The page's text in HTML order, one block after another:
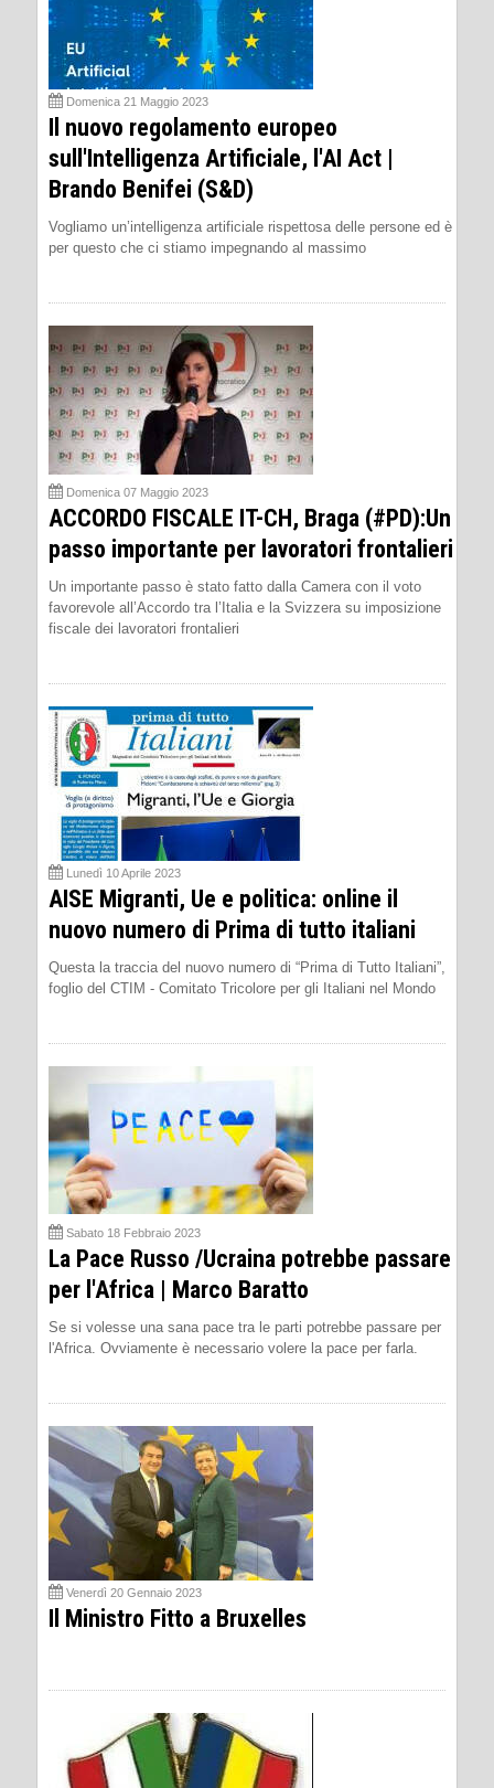
Domenica 21 Maggio 2023
Il nuovo regolamento europeo
sull'Intelligenza Artificiale, l'AI Act |
Brando Benifei (S&D)
Vogliamo un’intelligenza artificiale rispettosa delle persone ed è
per questo che ci stiamo impegnando al massimo
Domenica 07 Maggio 2023
ACCORDO FISCALE IT-CH, Braga (#PD):Un
passo importante per lavoratori frontalieri
Un importante passo è stato fatto dalla Camera con il voto
favorevole all’Accordo tra l’Italia e la Svizzera su imposizione
fiscale dei lavoratori frontalieri
Lunedì 10 Aprile 2023
AISE Migranti, Ue e politica: online il
nuovo numero di Prima di tutto italiani
Questa la traccia del nuovo numero di “Prima di Tutto Italiani”,
foglio del CTIM - Comitato Tricolore per gli Italiani nel Mondo
Sabato 18 Febbraio 2023
La Pace Russo /Ucraina potrebbe passare
per l'Africa | Marco Baratto
Se si volesse una sana pace tra le parti potrebbe passare per
l'Africa. Ovviamente è necessario volere la pace per farla.
Venerdì 20 Gennaio 2023
Il Ministro Fitto a Bruxelles